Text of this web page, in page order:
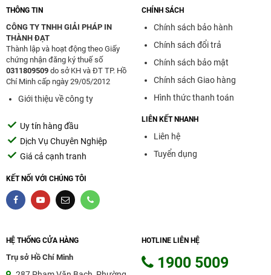
rẻ. Bên cạnh đó, đơn vị cung cung cấp chính hãng
bảo hành hấp dẫn, hỗ trợ giao hàng toàn quốc, miễn
phí lắp đặt với khách hàng trong nội thành TPHCM.
Các bạn có thể mua sản phẩm trực tuyến tại địa chỉ:
287 Phạm Văn Bạch, Phường 15, Q.Tân Bình,
TP.HCM. Hoặc các bạn có thể gọi đến một trong
những số điện thoại sau:
0966 966 322 - 0987 966
322 - 090 9293 090,
báo giá chuẩn xác để bạn có được sản phẩm ưng ý
nhất phục vụ công việc in ấn.
THÔNG TIN
CÔNG TY TNHH GIẢI PHÁP IN
THÀNH ĐẠT
Thành lập và hoạt động theo Giấy
chứng nhận đăng ký thuế số
0311809509 do sở KH và ĐT TP. Hồ
Chí Minh cấp ngày 29/05/2012
Giới thiệu về công ty
Uy tín hàng đầu
Dịch Vụ Chuyên Nghiệp
Giá cả cạnh tranh
KẾT NỐI VỚI CHÚNG TÔI
CHÍNH SÁCH
Chính sách bảo hành
Chính sách đổi trả
Chính sách bảo mật
Chính sách Giao hàng
Hình thức thanh toán
LIÊN KẾT NHANH
Liên hệ
Tuyển dụng
HỆ THỐNG CỬA HÀNG
Trụ sở Hồ Chí Minh
HOTLINE LIÊN HỆ
1900 5009